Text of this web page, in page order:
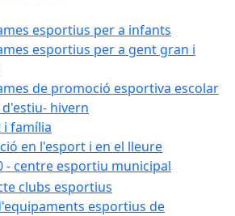
esportius per a infants
esportius per a gent gran i
de promoció esportiva escolar
d'estiu- hivern
i família
en l'esport i en el lleure
- centre esportiu municipal
clubs esportius
esportius de